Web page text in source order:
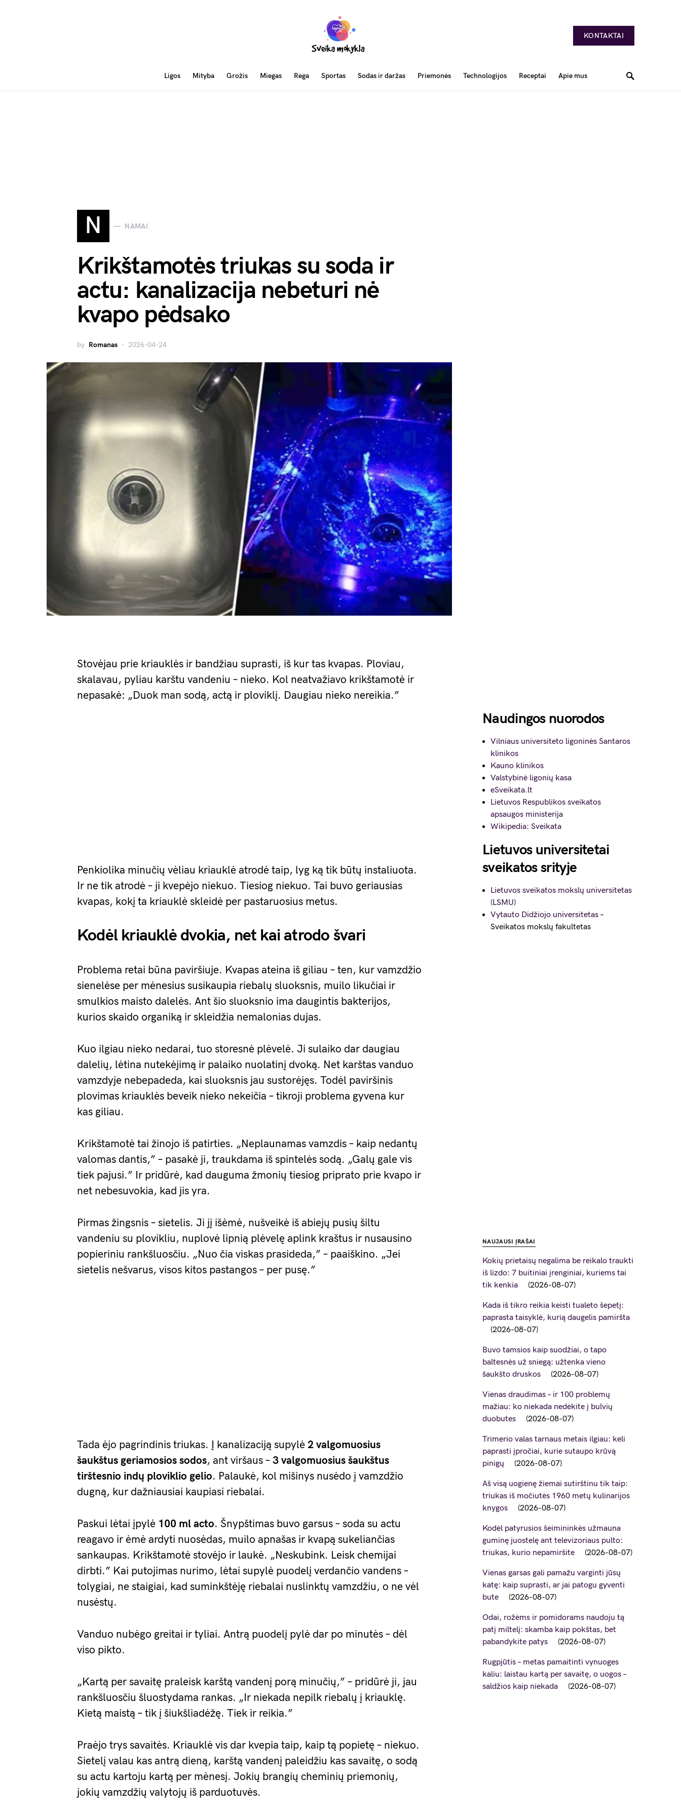
KONTAKTAI
Ligos Mityba Grožis Miegas Rega Sportas Sodas ir daržas Priemonės Technologijos Receptai Apie mus
N NAMAI
Krikštamotės triukas su soda ir
actu: kanalizacija nebeturi nė
kvapo pėdsako
by Romanas 2026-04-24
Stovėjau prie kriauklės ir bandžiau suprasti, iš kur tas kvapas. Ploviau,
skalavau, pyliau karštu vandeniu – nieko. Kol neatvažiavo krikštamotė ir
nepasakė: „Duok man sodą, actą ir ploviklį. Daugiau nieko nereikia.”
Penkiolika minučių vėliau kriauklė atrodė taip, lyg ką tik būtų instaliuota.
Ir ne tik atrodė – ji kvepėjo niekuo. Tiesiog niekuo. Tai buvo geriausias
kvapas, kokį ta kriauklė skleidė per pastaruosius metus.
Kodėl kriauklė dvokia, net kai atrodo švari
Problema retai būna paviršiuje. Kvapas ateina iš giliau – ten, kur vamzdžio
sienelėse per mėnesius susikaupia riebalų sluoksnis, muilo likučiai ir
smulkios maisto dalelės. Ant šio sluoksnio ima daugintis bakterijos,
kurios skaido organiką ir skleidžia nemalonias dujas.
Kuo ilgiau nieko nedarai, tuo storesnė plėvelė. Ji sulaiko dar daugiau
dalelių, lėtina nutekėjimą ir palaiko nuolatinį dvoką. Net karštas vanduo
vamzdyje nebepadeda, kai sluoksnis jau sustorėjęs. Todėl paviršinis
plovimas kriauklės beveik nieko nekeičia – tikroji problema gyvena kur
kas giliau.
Krikštamotė tai žinojo iš patirties. „Neplaunamas vamzdis – kaip nedantų
valomas dantis,” – pasakė ji, traukdama iš spintelės sodą. „Galų gale vis
tiek pajusi.” Ir pridūrė, kad dauguma žmonių tiesiog priprato prie kvapo ir
net nebesuvokia, kad jis yra.
Pirmas žingsnis – sietelis. Ji jį išėmė, nušveikė iš abiejų pusių šiltu
vandeniu su plovikliu, nuplovė lipnią plėvelę aplink kraštus ir nusausino
popieriniu rankšluosčiu. „Nuo čia viskas prasideda,” – paaiškino. „Jei
sietelis nešvarus, visos kitos pastangos – per pusę.”
Tada ėjo pagrindinis triukas. Į kanalizaciją supylė 2 valgomuosius
šaukštus geriamosios sodos, ant viršaus – 3 valgomuosius šaukštus
tirštesnio indų ploviklio gelio. Palaukė, kol mišinys nusėdo į vamzdžio
dugną, kur dažniausiai kaupiasi riebalai.
Paskui lėtai įpylė 100 ml acto. Šnypštimas buvo garsus – soda su actu
reagavo ir ėmė ardyti nuosėdas, muilo apnašas ir kvapą sukeliančias
sankaupas. Krikštamotė stovėjo ir laukė. „Neskubink. Leisk chemijai
dirbti.” Kai putojimas nurimo, lėtai supylė puodelį verdančio vandens –
tolygiai, ne staigiai, kad suminkštėję riebalai nuslinktų vamzdžiu, o ne vėl
nusėstų.
Vanduo nubėgo greitai ir tyliai. Antrą puodelį pylė dar po minutės – dėl
viso pikto.
„Kartą per savaitę praleisk karštą vandenį porą minučių,” – pridūrė ji, jau
rankšluosčiu šluostydama rankas. „Ir niekada nepilk riebalų į kriauklę.
Kietą maistą – tik į šiukšliadėžę. Tiek ir reikia.”
Praėjo trys savaitės. Kriauklė vis dar kvepia taip, kaip tą popietę – niekuo.
Sietelį valau kas antrą dieną, karštą vandenį paleidžiu kas savaitę, o sodą
su actu kartoju kartą per mėnesį. Jokių brangių cheminių priemonių,
jokių vamzdžių valytojų iš parduotuvės.
Naudingos nuorodos
Vilniaus universiteto ligoninės Santaros
klinikos
Kauno klinikos
Valstybinė ligonių kasa
eSveikata.lt
Lietuvos Respublikos sveikatos
apsaugos ministerija
Wikipedia: Sveikata
Lietuvos universitetai
sveikatos srityje
Lietuvos sveikatos mokslų universitetas
(LSMU)
Vytauto Didžiojo universitetas –
Sveikatos mokslų fakultetas
NAUJAUSI ĮRAŠAI
Kokių prietaisų negalima be reikalo traukti
iš lizdo: 7 buitiniai įrenginiai, kuriems tai
tik kenkia
2026-08-07
Kada iš tikro reikia keisti tualeto šepetį:
paprasta taisyklė, kurią daugelis pamiršta
2026-08-07
Buvo tamsios kaip suodžiai, o tapo
baltesnės už sniegą: užtenka vieno
šaukšto druskos
2026-08-07
Vienas draudimas – ir 100 problemų
mažiau: ko niekada nedėkite į bulvių
duobutes
2026-08-07
Trimerio valas tarnaus metais ilgiau: keli
paprasti įpročiai, kurie sutaupo krūvą
pinigų
2026-08-07
Aš visą uogienę žiemai sutirštinu tik taip:
triukas iš močiutės 1960 metų kulinarijos
knygos
2026-08-07
Kodėl patyrusios šeimininkės užmauna
guminę juostelę ant televizoriaus pulto:
triukas, kurio nepamiršite
2026-08-07
Vienas garsas gali pamažu varginti jūsų
katę: kaip suprasti, ar jai patogu gyventi
bute
2026-08-07
Odai, rožėms ir pomidorams naudoju tą
patį miltelį: skamba kaip pokštas, bet
pabandykite patys
2026-08-07
Rugpjūtis – metas pamaitinti vynuoges
kaliu: laistau kartą per savaitę, o uogos –
saldžios kaip niekada
2026-08-07